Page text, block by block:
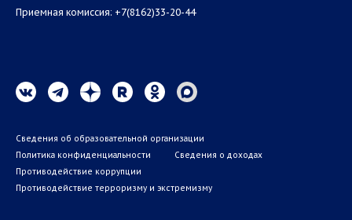
Приемная комиссия: +7(8162)33-20-44
Сведения об образовательной организации
Политика конфиденциальности
Сведения о доходах
Противодействие коррупции
Противодействие терроризму и экстремизму